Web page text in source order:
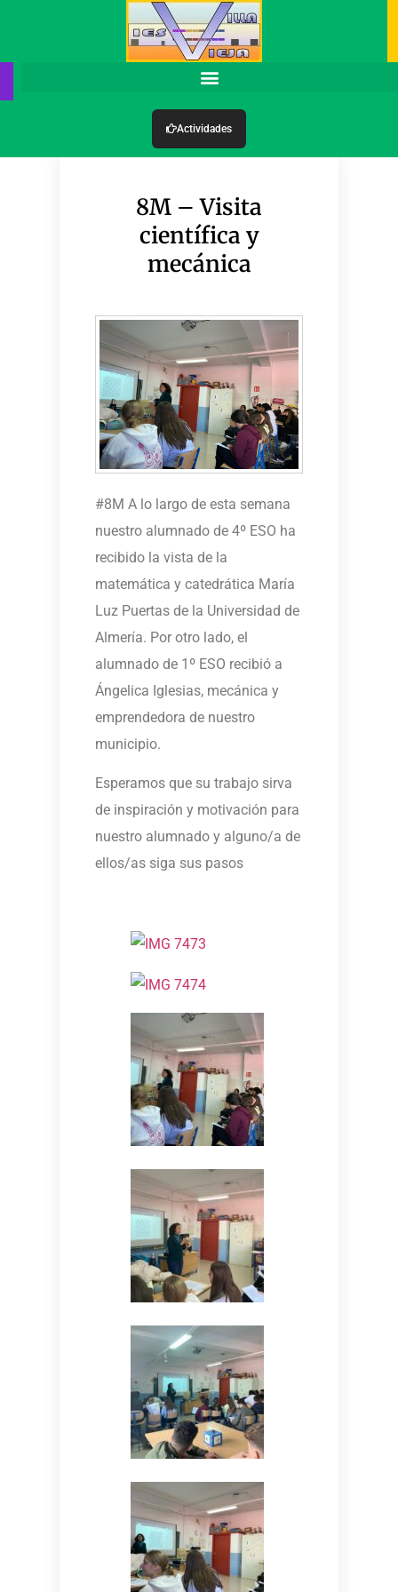
Actividades
8M – Visita
científica y
mecánica
#8M A lo largo de esta semana
nuestro alumnado de 4º ESO ha
recibido la vista de la
matemática y catedrática María
Luz Puertas de la Universidad de
Almería. Por otro lado, el
alumnado de 1º ESO recibió a
Ángelica Iglesias, mecánica y
emprendedora de nuestro
municipio.
Esperamos que su trabajo sirva
de inspiración y motivación para
nuestro alumnado y alguno/a de
ellos/as siga sus pasos